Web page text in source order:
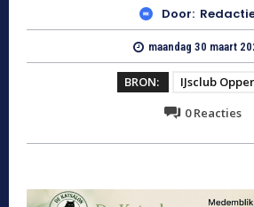
Door:
maandag 30 maart
BRON:
IJsclub
0Reacties